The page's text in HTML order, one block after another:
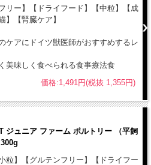
リー】【ドライフード】【中粒】【成
】【腎臓ケア】
ケアにドイツ獣医師がおすすめするレ
美味しく食べられる食事療法食
価格:1,491円(税抜 1,355円)
ジュニア ファーム ポルトリー （平飼
粒】【グルテンフリー】【ドライフー